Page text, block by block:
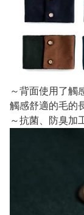
～背面使用了觸
觸感舒適的毛的
～抗菌、防臭加